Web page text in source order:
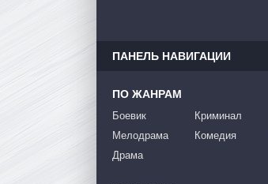
ПАНЕЛЬ НАВИГАЦИИ
ПО ЖАНРАМ
Боевик
Мелодрама
Драма
Криминал
Комедия